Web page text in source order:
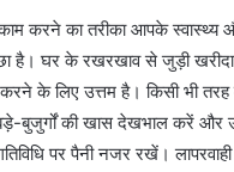
करने का तरीका आपके स्वास्थ्य
घर के रखरखाव से जुड़ी
के लिए उत्तम है। किसी भी
बुजुर्गों की खास देखभाल करें और
गतिविधि पर पैनी नजर रखें।